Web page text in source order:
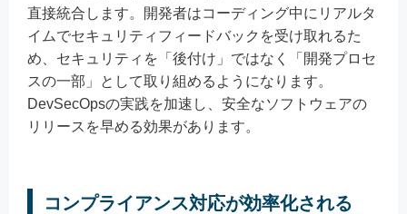
直接統合します。開発者はコーディング中にリアルタ
イムでセキュリティフィードバックを受け取れるた
め、セキュリティを「後付け」ではなく「開発プロセ
スの一部」として取り組めるようになります。
DevSecOpsの実践を加速し、安全なソフトウェアの
リリースを早める効果があります。
コンプライアンス対応が効率化される